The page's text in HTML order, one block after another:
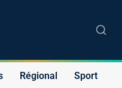
Régional Sport